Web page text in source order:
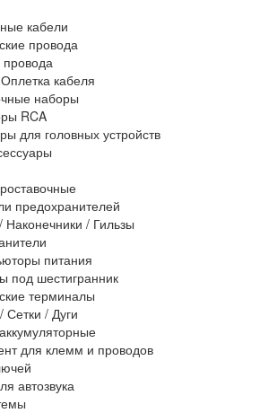
кабели
провода
кабеля
наборы
RCA
для головных устройств
предохранителей
/ Гильзы
питания
под шестигранник
терминалы
Сетки / Дуги
для клемм и проводов
автозвука